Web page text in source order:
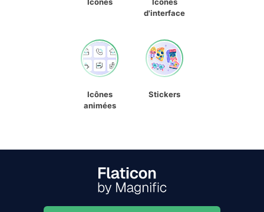
d'interface
Icônes
animées
Stickers